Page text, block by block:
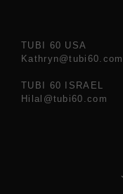
TUBI 60 USA
Kathryn@tubi60.com
TUBI 60 ISRAEL
Hilal@tubi60.com